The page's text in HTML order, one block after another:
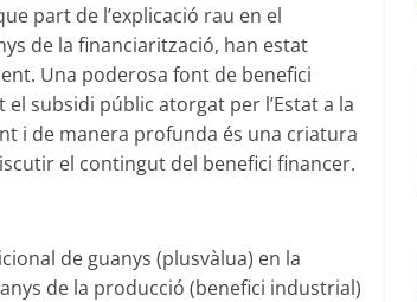
part de l’explicació rau en el
de la financiarització, han estat
Una poderosa font de benefici
subsidi públic atorgat per l’Estat a la
i de manera profunda és una criatura
el contingut del benefici financer.
de guanys (plusvàlua) en la
de la producció (benefici industrial)